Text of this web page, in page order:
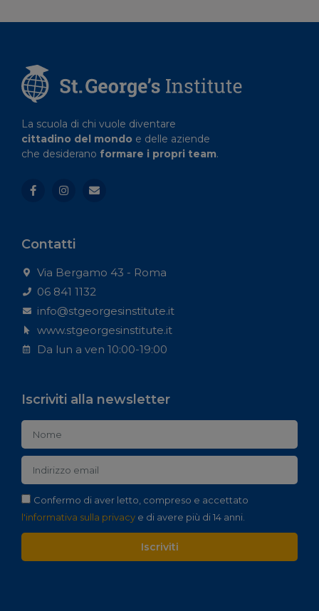
La scuola di chi vuole diventare
cittadino del mondo e delle aziende
che desiderano formare i propri team.
Contatti
Via Bergamo 43 - Roma
06 841 1132
info@stgeorgesinstitute.it
www.stgeorgesinstitute.it
Da lun a ven 10:00-19:00
Iscriviti alla newsletter
Confermo di aver letto, compreso e accettato
l'informativa sulla privacy e di avere più di 14 anni.
Iscriviti